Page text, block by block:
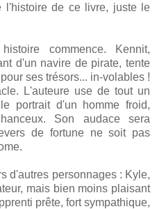
l'histoire de ce livre, juste le
commence. Kennit,
d'un navire de pirate, tente
ses trésors... in-volables !
L'auteure use de tout un
portrait d'un homme froid,
Son audace sera
de fortune ne soit pas
d'autres personnages : Kyle,
mais bien moins plaisant
prête, fort sympathique,